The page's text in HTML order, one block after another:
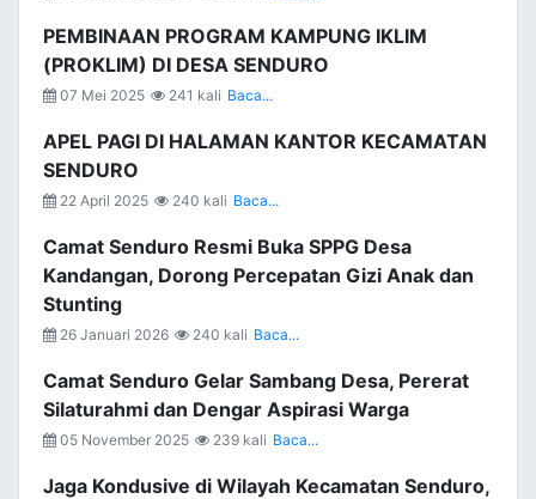
PEMBINAAN PROGRAM KAMPUNG IKLIM
(PROKLIM) DI DESA SENDURO
07 Mei 2025 241 kali Baca...
APEL PAGI DI HALAMAN KANTOR KECAMATAN
SENDURO
22 April 2025 240 kali Baca...
Camat Senduro Resmi Buka SPPG Desa
Kandangan, Dorong Percepatan Gizi Anak dan
Stunting
26 Januari 2026 240 kali Baca...
Camat Senduro Gelar Sambang Desa, Pererat
Silaturahmi dan Dengar Aspirasi Warga
05 November 2025 239 kali Baca...
Jaga Kondusive di Wilayah Kecamatan Senduro,